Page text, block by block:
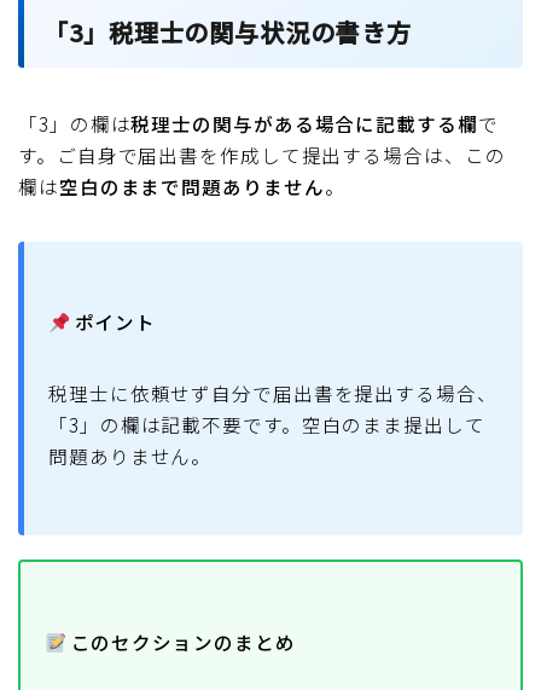
「3」税理士の関与状況の書き方
「3」の欄は税理士の関与がある場合に記載する欄で
す。ご自身で届出書を作成して提出する場合は、この
欄は空白のままで問題ありません。
ポイント
税理士に依頼せず自分で届出書を提出する場合、
「3」の欄は記載不要です。空白のまま提出して
問題ありません。
このセクションのまとめ